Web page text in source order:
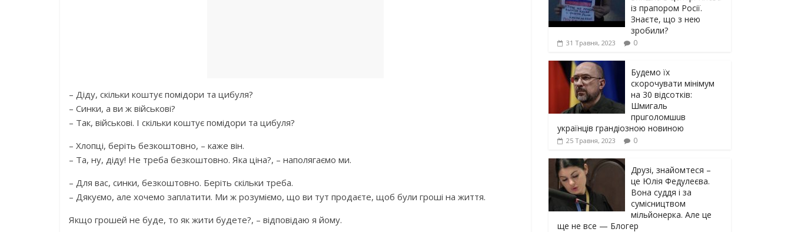
– Діду, скільки коштує помідори та цибуля?
– Синки, а ви ж військові?
– Так, військові. І скільки коштує помідори та цибуля?
– Хлопці, беріть безкоштовно, – каже він.
– Та, ну, діду! Не треба безкоштовно. Яка ціна?, – наполягаємо ми.
– Для вас, синки, безкоштовно. Беріть скільки треба.
– Дякуємо, але хочемо заплатити. Ми ж розуміємо, що ви тут продаєте, щоб були гроші на життя.
Якщо грошей не буде, то як жити будете?, – відповідаю я йому.
із прапором Росії.
Знаєте, що з нею
зробили?
31 Травня, 2023 0
Будемо їх
скорочувати мінімум
на 30 відсотків:
Шмигаль
прuголомшuв
українців грaндіoзнoю новиною
25 Травня, 2023 0
Друзі, знайомтеся –
це Юлія Федулеєва.
Вона суддя і за
сумісництвом
мільйонерка. Але це
ще не все — Блогер